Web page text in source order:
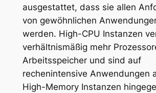
ausgestattet, dass sie allen
von gewöhnlichen
werden. High-CPU Instanzen
verhältnismäßig mehr
Arbeitsspeicher und sind auf
rechenintensive Anwendungen
High-Memory Instanzen